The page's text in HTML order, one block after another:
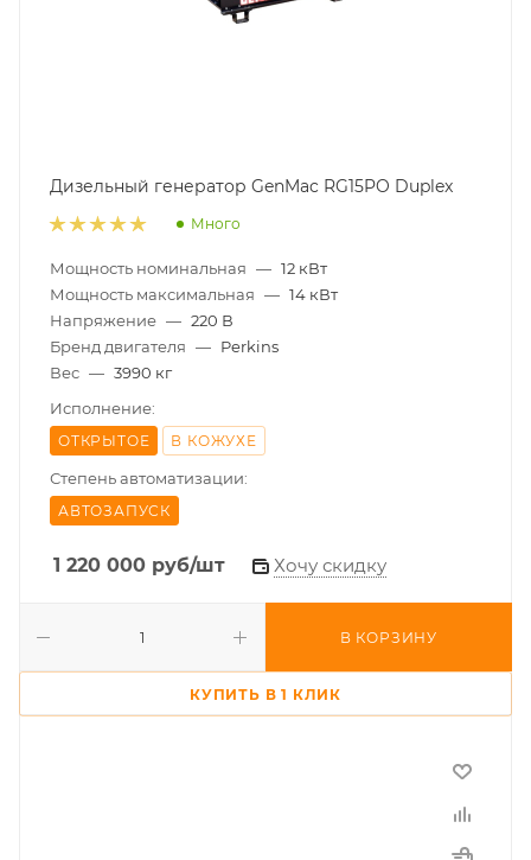
Дизельный генератор GenMac RG15PO Duplex
Много
Мощность номинальная — 12 кВт
Мощность максимальная — 14 кВт
Напряжение — 220 В
Бренд двигателя — Perkins
Вес — 3990 кг
Исполнение:
ОТКРЫТОЕ В КОЖУХЕ
Степень автоматизации:
АВТОЗАПУСК
1 220 000 руб/шт Хочу скидку
В КОРЗИНУ
КУПИТЬ В 1 КЛИК